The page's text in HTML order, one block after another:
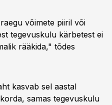
võimete piiril või
tegevuskulu kärbetest ei
rääkida," tõdes
kasvab sel aastal
samas tegevuskulu